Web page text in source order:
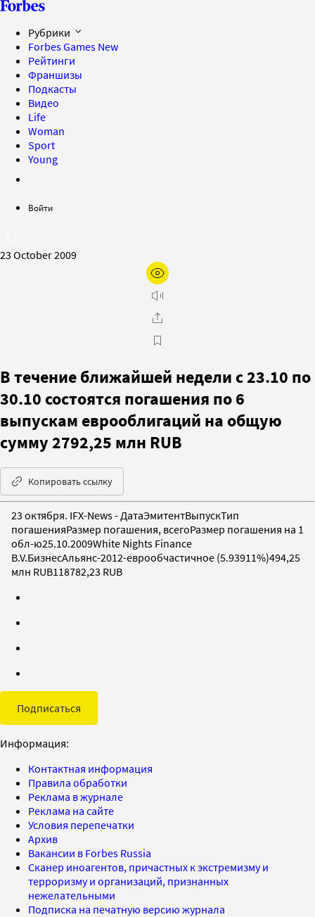
Рубрики
Forbes Games New
Рейтинги
Франшизы
Подкасты
Видео
Life
Woman
Sport
Young
Войти
23 October 2009
В течение ближайшей недели с 23.10 по
30.10 состоятся погашения по 6
выпускам еврооблигаций на общую
сумму 2792,25 млн RUB
Копировать ссылку
23 октября. IFX-News - ДатаЭмитентВыпускТип
погашенияРазмер погашения, всегоРазмер погашения на 1
обл-ю25.10.2009White Nights Finance
B.V.БизнесАльянс-2012-еврообчастичное (5.93911%)494,25
млн RUB118782,23 RUB
Подписаться
Информация:
Контактная информация
Правила обработки
Реклама в журнале
Реклама на сайте
Условия перепечатки
Архив
Вакансии в Forbes Russia
Сканер иноагентов, причастных к экстремизму и
терроризму и организаций, признанных
нежелательными
Подписка на печатную версию журнала